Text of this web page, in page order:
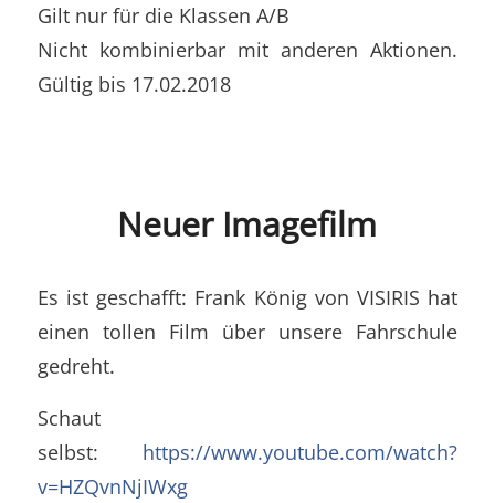
Gilt nur für die Klassen A/B
Nicht kombinierbar mit anderen Aktionen.
Gültig bis 17.02.2018
Neuer Imagefilm
Es ist geschafft: Frank König von VISIRIS hat
einen tollen Film über unsere Fahrschule
gedreht.
Schaut
selbst: https://www.youtube.com/watch?
v=HZQvnNjIWxg